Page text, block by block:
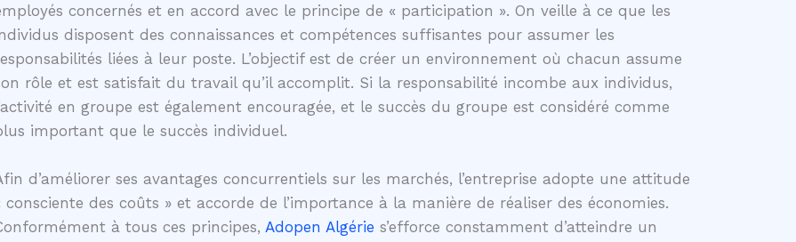
concernés et en accord avec le principe de « participation ». On veille à ce que les
disposent des connaissances et compétences suffisantes pour assumer les
liées à leur poste. L’objectif est de créer un environnement où chacun assume
rôle et est satisfait du travail qu’il accomplit. Si la responsabilité incombe aux individus,
en groupe est également encouragée, et le succès du groupe est considéré comme
important que le succès individuel.
d’améliorer ses avantages concurrentiels sur les marchés, l’entreprise adopte une attitude
consciente des coûts » et accorde de l’importance à la manière de réaliser des économies.
à tous ces principes, Adopen Algérie s’efforce constamment d’atteindre un